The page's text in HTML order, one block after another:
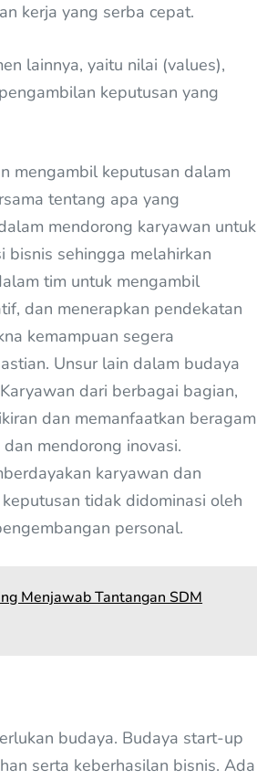
kerja yang serba cepat.
lainnya, yaitu nilai (values),
keputusan yang
mengambil keputusan dalam
tentang apa yang
mendorong karyawan untuk
bisnis sehingga melahirkan
tim untuk mengambil
dan menerapkan pendekatan
kemampuan segera
Unsur lain dalam budaya
dari berbagai bagian,
dan memanfaatkan beragam
mendorong inovasi.
karyawan dan
tidak didominasi oleh
personal.
Menjawab Tantangan SDM
budaya. Budaya start-up
serta keberhasilan bisnis. Ada